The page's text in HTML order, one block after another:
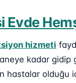
hizmeti
kadar gidip
hastalar olduğu